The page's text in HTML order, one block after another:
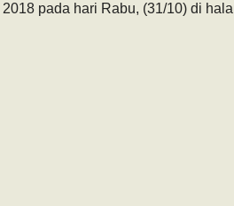
pada hari Rabu, (31/10) di